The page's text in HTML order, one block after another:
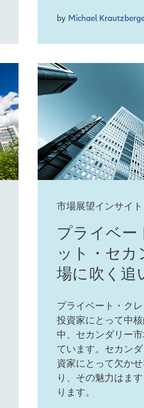
by Michael
市場展望インサイト
プライベー
ット・セカ
場に吹く追
プライベート・ク
投資家にとって中
中、セカンダリー
ています。セカン
資家にとって欠か
り、その魅力はま
ります。